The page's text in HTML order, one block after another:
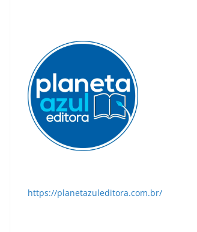
https://planetazuleditora.com.br/